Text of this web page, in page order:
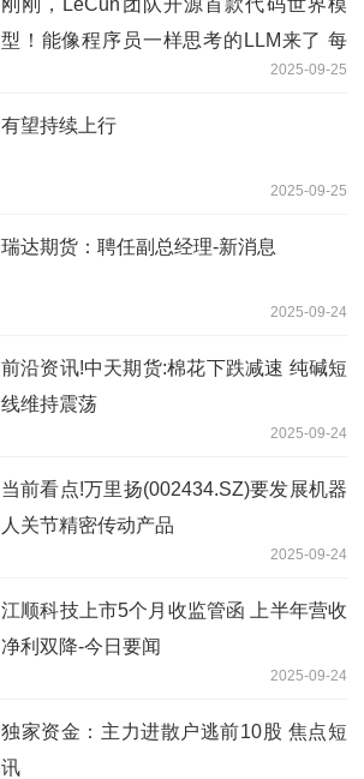
型！能像程序员一样思考的LLM来了 每
2025-09-25
有望持续上行
2025-09-25
瑞达期货：聘任副总经理-新消息
2025-09-24
前沿资讯!中天期货:棉花下跌减速 纯碱短
线维持震荡
2025-09-24
当前看点!万里扬(002434.SZ)要发展机器
人关节精密传动产品
2025-09-24
江顺科技上市5个月收监管函 上半年营收
净利双降-今日要闻
2025-09-24
独家资金：主力进散户逃前10股 焦点短
讯